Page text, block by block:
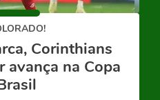
Corinthians
avança na Copa